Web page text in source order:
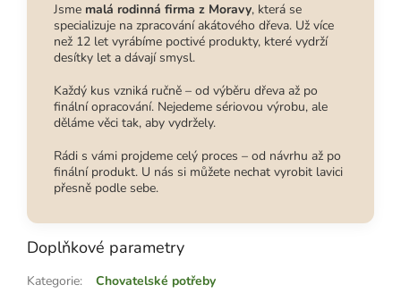
Jsme malá rodinná firma z Moravy, která se
specializuje na zpracování akátového dřeva. Už více
než 12 let vyrábíme poctivé produkty, které vydrží
desítky let a dávají smysl.
Každý kus vzniká ručně – od výběru dřeva až po
finální opracování. Nejedeme sériovou výrobu, ale
děláme věci tak, aby vydržely.
Rádi s vámi projdeme celý proces – od návrhu až po
finální produkt. U nás si můžete nechat vyrobit lavici
přesně podle sebe.
Doplňkové parametry
Kategorie:
Chovatelské potřeby